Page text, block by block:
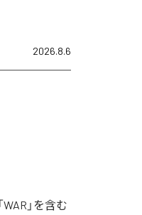
2026.8.6
」を含む